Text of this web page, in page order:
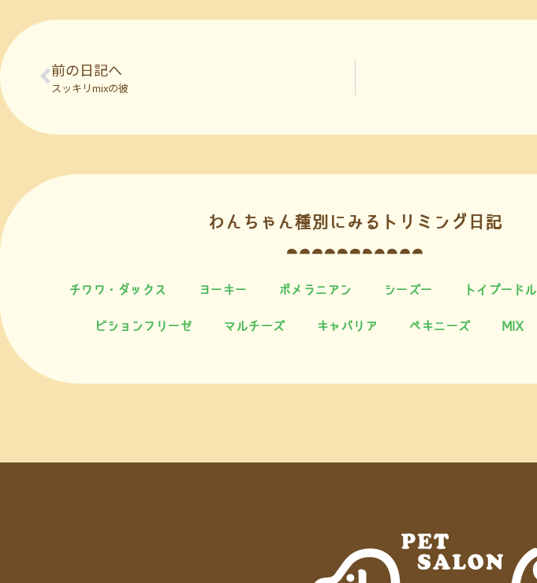
前の日記へ
スッキリmixの彼
わんちゃん種別にみるトリミング日記
チワワ・ダックス ヨーキー ポメラニアン シーズー トイプードル
ビションフリーゼ マルチーズ キャバリア ペキニーズ MIX